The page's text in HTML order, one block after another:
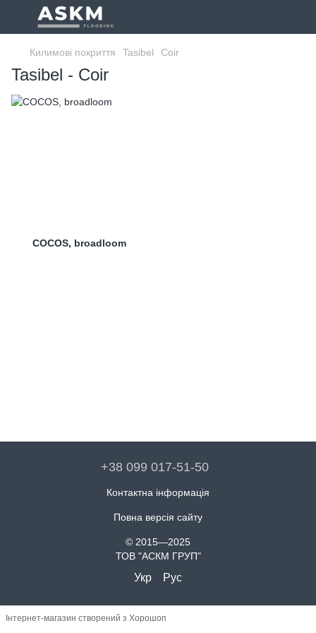
Килимові покриття Tasibel Coir
Tasibel - Coir
COCOS, broadloom
+38 099 017-51-50
Контактна інформація
Повна версія сайту
© 2015—2025
ТОВ "АСКМ ГРУП"
Укр Рус
Інтернет-магазин створений з Хорошоп